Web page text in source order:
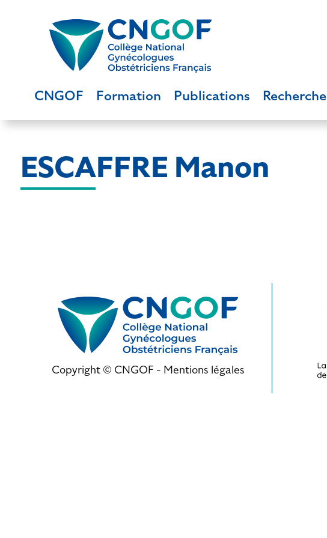
CNGOF Formation Publications Recherche
ESCAFFRE Manon
Copyright © CNGOF - Mentions légales